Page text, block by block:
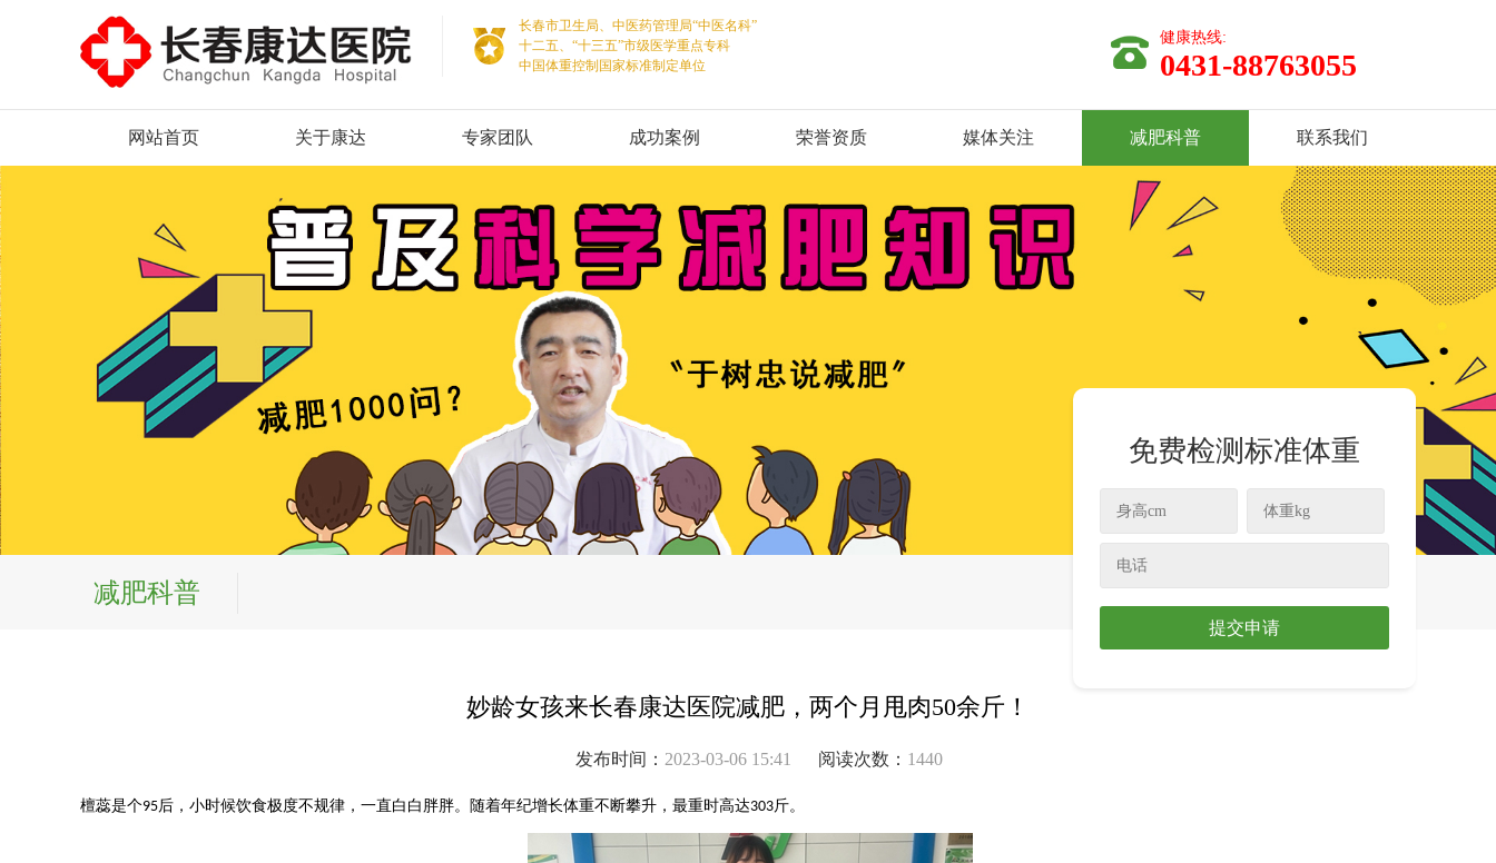
长春市卫生局、中医药管理局“中医名科”
十二五、“十三五”市级医学重点专科
中国体重控制国家标准制定单位
健康热线:
0431-88763055
网站首页 关于康达 专家团队 成功案例 荣誉资质 媒体关注 减肥科普 联系我们
免费检测标准体重
提交申请
减肥科普
妙龄女孩来长春康达医院减肥，两个月甩肉50余斤！
发布时间： 2023-03-06 15:41 阅读次数： 1440
檀蕊是个95后，小时候饮食极度不规律，一直白白胖胖。随着年纪增长体重不断攀升 ，最重时高达303斤。